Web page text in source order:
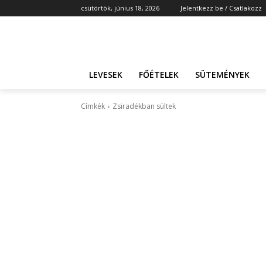
csütörtök, június 18, 2026 Jelentkezz be / Csatlakozz
LEVESEK FŐÉTELEK SÜTEMÉNYEK
Címkék Zsiradékban sültek